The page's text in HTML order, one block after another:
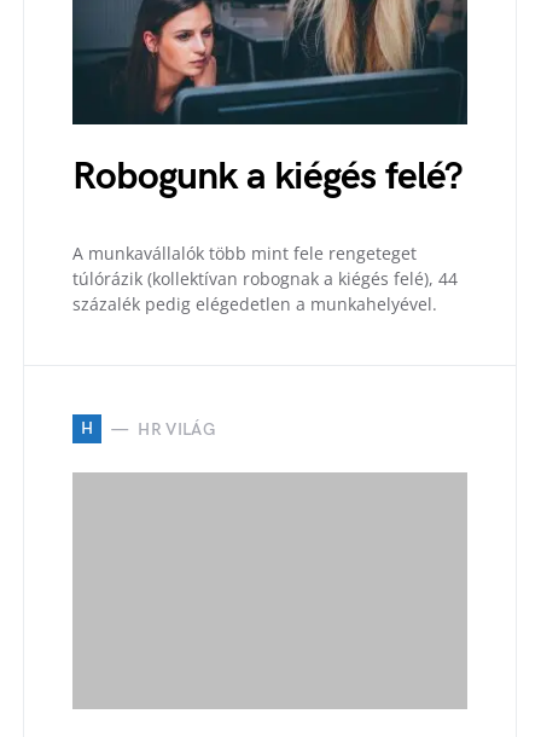
Robogunk a kiégés felé?
A munkavállalók több mint fele rengeteget
túlórázik (kollektívan robognak a kiégés felé), 44
százalék pedig elégedetlen a munkahelyével.
H HR VILÁG